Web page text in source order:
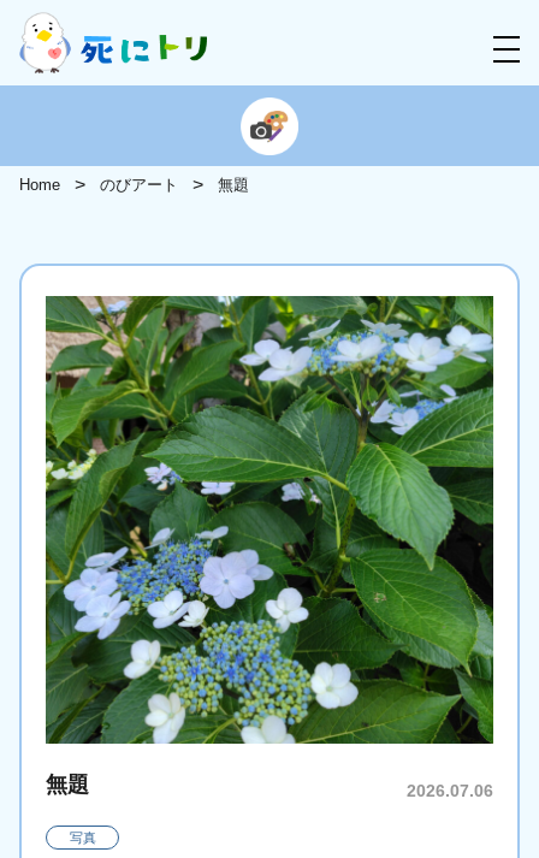
Home のびアート 無題
無題 2026.07.06
写真